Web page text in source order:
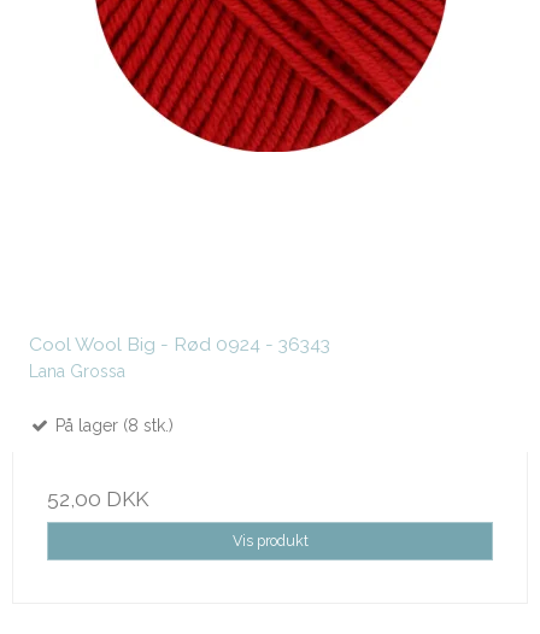
Cool Wool Big - Rød 0924 - 36343
Lana Grossa
På lager (8 stk.)
52,00 DKK
Vis produkt